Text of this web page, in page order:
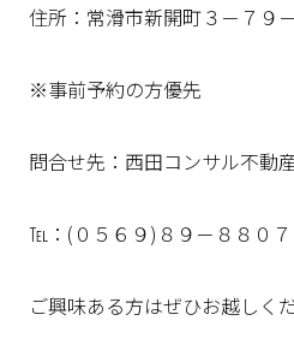
住所：常滑市新開町３－７９
※事前予約の方優先
問合せ先：西田コンサル不動
℡：(０５６９)８９－８８０７
ご興味ある方はぜひお越しく